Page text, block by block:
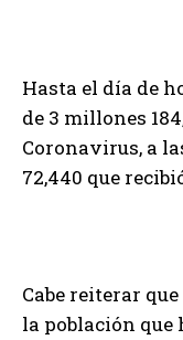
Hasta el día de
de 3 millones
Coronavirus, a
72,440 que
Cabe reiterar
la población